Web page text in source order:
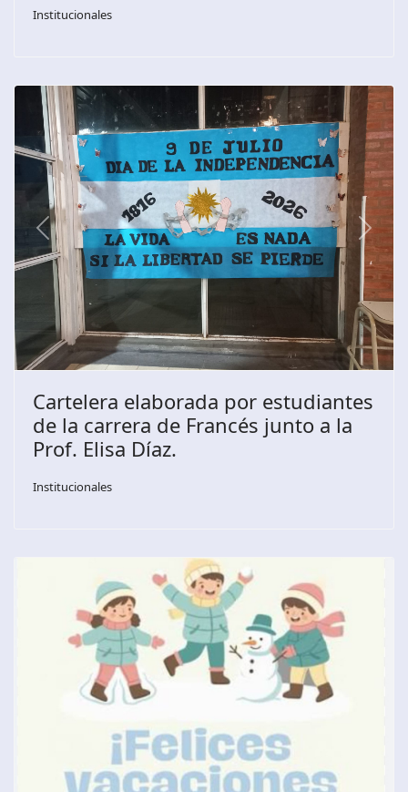
Institucionales
Previous Next
Cartelera elaborada por estudiantes
de la carrera de Francés junto a la
Prof. Elisa Díaz.
Institucionales